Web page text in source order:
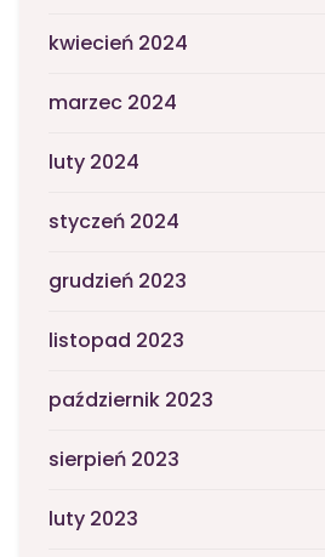
kwiecień 2024
marzec 2024
luty 2024
styczeń 2024
grudzień 2023
listopad 2023
październik 2023
sierpień 2023
luty 2023